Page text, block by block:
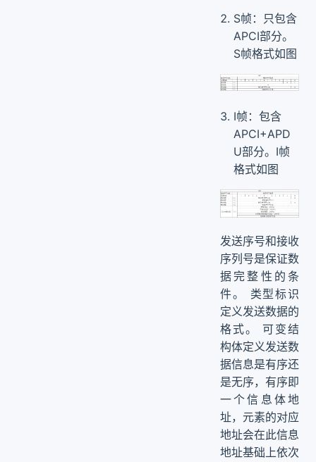
S帧：只包含
APCI部分。
S帧格式如图
I帧：包含
APCI+APD
U部分。I帧
格式如图
发送序号和接收
序列号是保证数
据完整性的条
件。 类型标识
定义发送数据的
格式。 可变结
构体定义发送数
据信息是有序还
是无序，有序即
一个信息体地
址，元素的对应
地址会在此信息
地址基础上依次